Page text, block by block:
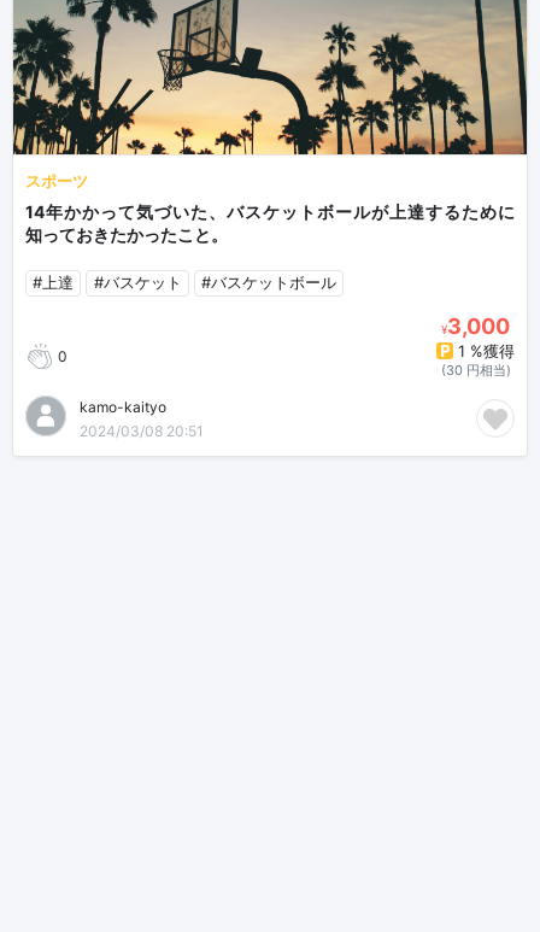
スポーツ
14年かかって気づいた、バスケットボールが上達するために
知っておきたかったこと。
#上達 #バスケット #バスケットボール
0
¥3,000
1 %獲得
(30 円相当)
kamo-kaityo
2024/03/08 20:51